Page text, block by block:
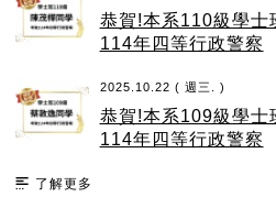
恭賀!本系110級學士班
114年四等行政警察
2025.10.22 ( 週三. )
恭賀!本系109級學士班 蔡敦逸同學
114年四等行政警察
了解更多